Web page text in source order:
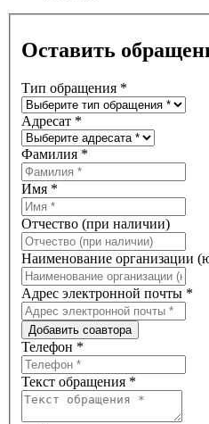
Оставить
Тип обращения *
Адресат *
Фамилия *
Имя *
Отчество (при наличии)
Наименование организации
Адрес электронной почты *
Добавить соавтора
Телефон *
Текст обращения *